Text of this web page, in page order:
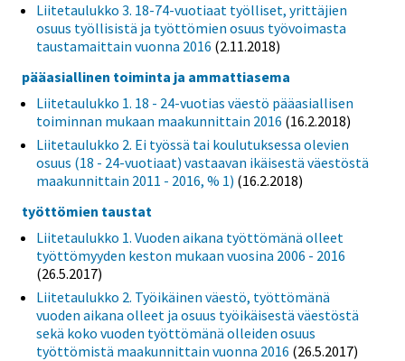
Liitetaulukko 3. 18-74-vuotiaat työlliset, yrittäjien
osuus työllisistä ja työttömien osuus työvoimasta
taustamaittain vuonna 2016 (2.11.2018)
pääasiallinen toiminta ja ammattiasema
Liitetaulukko 1. 18 - 24-vuotias väestö pääasiallisen
toiminnan mukaan maakunnittain 2016 (16.2.2018)
Liitetaulukko 2. Ei työssä tai koulutuksessa olevien
osuus (18 - 24-vuotiaat) vastaavan ikäisestä väestöstä
maakunnittain 2011 - 2016, % 1) (16.2.2018)
työttömien taustat
Liitetaulukko 1. Vuoden aikana työttömänä olleet
työttömyyden keston mukaan vuosina 2006 - 2016
(26.5.2017)
Liitetaulukko 2. Työikäinen väestö, työttömänä
vuoden aikana olleet ja osuus työikäisestä väestöstä
sekä koko vuoden työttömänä olleiden osuus
työttömistä maakunnittain vuonna 2016 (26.5.2017)